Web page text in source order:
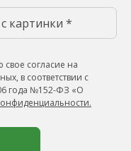
согласие на
в соответствии с
года №152-ФЗ «О